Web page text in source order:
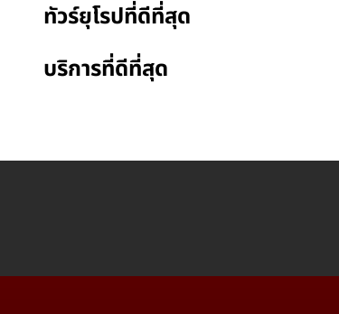
ทัวร์ยุโรปที่ดีที่สุด
บริการที่ดีที่สุด